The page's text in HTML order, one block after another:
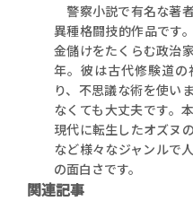
警察小説で有名な著
異種格闘技的作品です
金儲けをたくらむ政治
年。彼は古代修験道
り、不思議な術を使い
なくても大丈夫です。
現代に転生したオズヌ
など様々なジャンルで
の面白さです。
関連記事